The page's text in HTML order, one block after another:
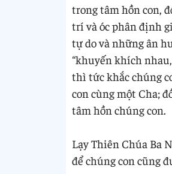
trong tâm hồn con,
trí và óc phân định
tự do và những ân
“khuyến khích
thì tức khắc chúng
con cùng một Cha;
tâm hồn chúng con.
Lạy Thiên Chúa Ba
để chúng con cũng